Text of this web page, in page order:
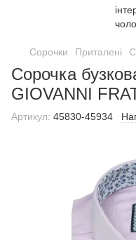
Сорочки Приталені
Сорочка
GIOVANNI
Артикул: 45830-45934